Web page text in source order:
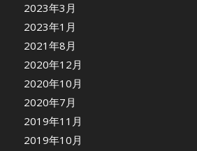
2023年3月
2023年1月
2021年8月
2020年12月
2020年10月
2020年7月
2019年11月
2019年10月